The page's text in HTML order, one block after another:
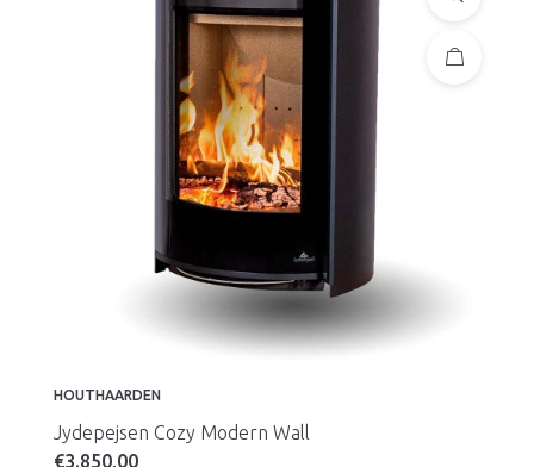
HOUTHAARDEN
Jydepejsen Cozy Modern Wall
€3.850,00